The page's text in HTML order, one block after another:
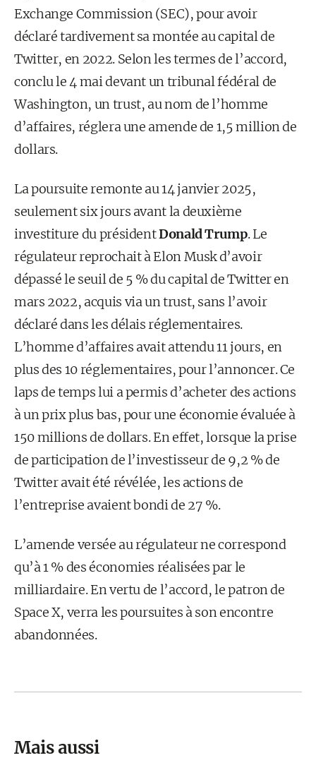
Exchange Commission (SEC), pour avoir
déclaré tardivement sa montée au capital de
Twitter, en 2022. Selon les termes de l’accord,
conclu le 4 mai devant un tribunal fédéral de
Washington, un trust, au nom de l’homme
d’affaires, réglera une amende de 1,5 million de
dollars.
La poursuite remonte au 14 janvier 2025,
seulement six jours avant la deuxième
investiture du présidentDonald Trump. Le
régulateur reprochait à Elon Musk d’avoir
dépassé le seuil de 5 % du capital de Twitter en
mars 2022, acquis via un trust, sans l’avoir
déclaré dans les délais réglementaires.
L’homme d’affaires avait attendu 11 jours, en
plus des 10 réglementaires, pour l’annoncer. Ce
laps de temps lui a permis d’acheter des actions
à un prix plus bas, pour une économie évaluée à
150 millions de dollars. En effet, lorsque la prise
de participation de l’investisseur de 9,2 % de
Twitter avait été révélée, les actions de
l’entreprise avaient bondi de 27 %.
L’amende versée au régulateur ne correspond
qu’à 1 % des économies réalisées par le
milliardaire. En vertu de l’accord, le patron de
Space X, verra les poursuites à son encontre
abandonnées.
Mais aussi